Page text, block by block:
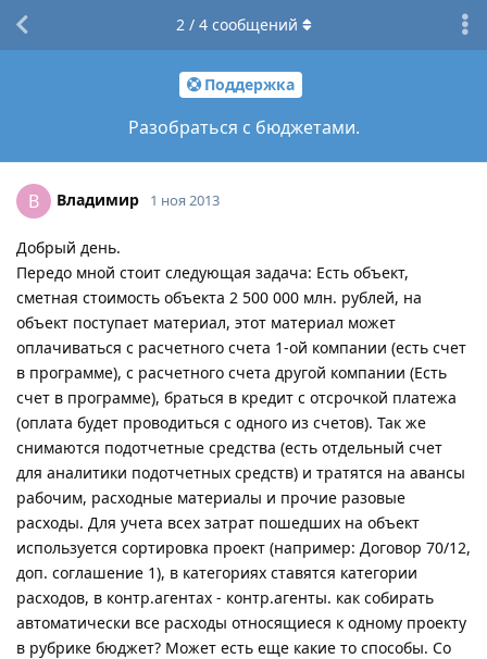
Поддержка
Разобраться с бюджетами.
2/ 4сообщений
В Владимир 1 ноя 2013
Добрый день.
Передо мной стоит следующая задача: Есть объект,
сметная стоимость объекта 2 500 000 млн. рублей, на
объект поступает материал, этот материал может
оплачиваться с расчетного счета 1-ой компании (есть счет
в программе), с расчетного счета другой компании (Есть
счет в программе), браться в кредит с отсрочкой платежа
(оплата будет проводиться с одного из счетов). Так же
снимаются подотчетные средства (есть отдельный счет
для аналитики подотчетных средств) и тратятся на авансы
рабочим, расходные материалы и прочие разовые
расходы. Для учета всех затрат пошедших на объект
используется сортировка проект (например: Договор 70/12,
доп. соглашение 1), в категориях ставятся категории
расходов, в контр.агентах - контр.агенты. как собирать
автоматически все расходы относящиеся к одному проекту
в рубрике бюджет? Может есть еще какие то способы. Со